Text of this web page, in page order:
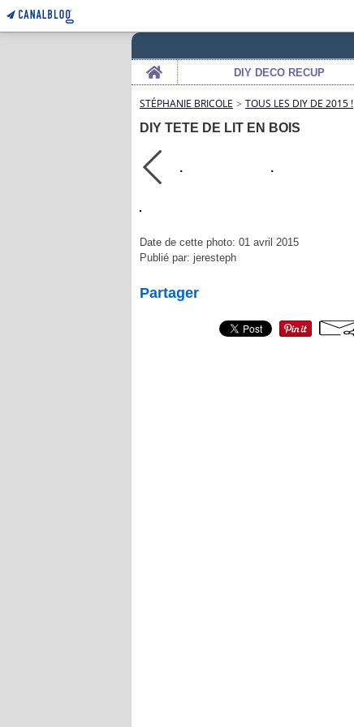
Home
DIY DECO RECUP
STÉPHANIE BRICOLE > TOUS LES DIY DE 2015 !
DIY TETE DE LIT EN BOIS
Date de cette photo: 01 avril 2015
Publié par: jeresteph
Partager